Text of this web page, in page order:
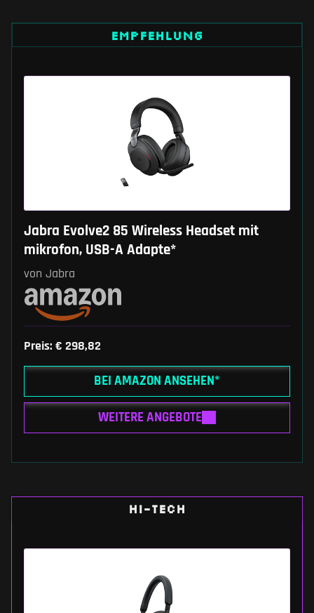
EMPFEHLUNG
Jabra Evolve2 85 Wireless Headset mit
mikrofon, USB-A Adapte*
von Jabra
Preis: € 298,82
BEI AMAZON ANSEHEN*
WEITERE ANGEBOTE
HI-TECH